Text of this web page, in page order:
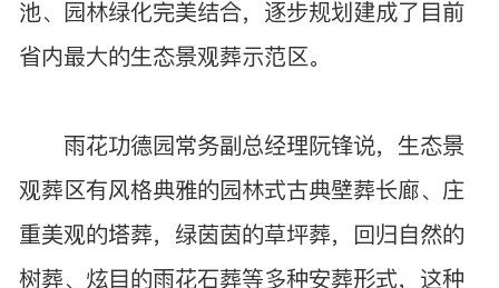
池、园林绿化完美结合，逐步规划建成了目前
省内最大的生态景观葬示范区。
雨花功德园常务副总经理阮锋说，生态景
观葬区有风格典雅的园林式古典壁葬长廊、庄
重美观的塔葬，绿茵茵的草坪葬，回归自然的
树葬、炫目的雨花石葬等多种安葬形式，这种